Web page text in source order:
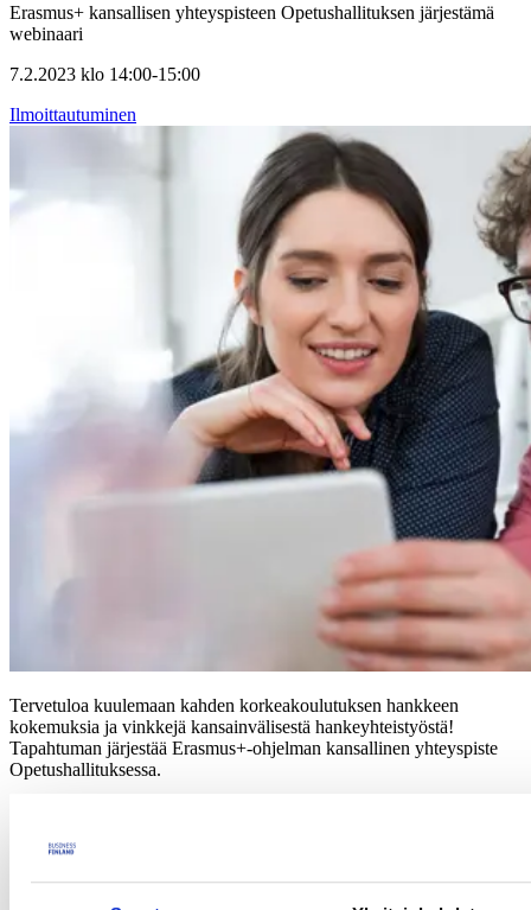
Erasmus+ kansallisen yhteyspisteen Opetushallituksen järjestämä
webinaari
7.2.2023 klo 14:00-15:00
Ilmoittautuminen
Tervetuloa kuulemaan kahden korkeakoulutuksen hankkeen
kokemuksia ja vinkkejä kansainvälisestä hankeyhteistyöstä!
Tapahtuman järjestää Erasmus+-ohjelman kansallinen yhteyspiste
Opetushallituksessa.
Webinaarin sisältö